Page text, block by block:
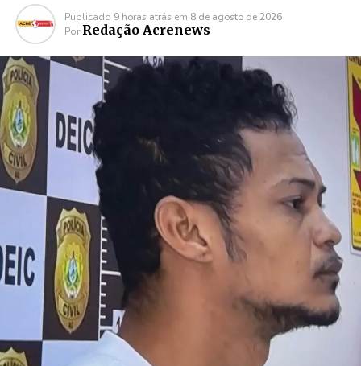
Publicado 9 horas atrás em 8 de agosto de 2026
Por Redação Acrenews